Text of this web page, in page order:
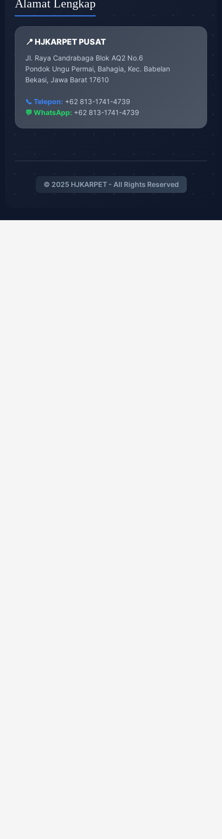
Alamat Lengkap
📍 HJKARPET PUSAT
Jl. Raya Candrabaga Blok AQ2 No.6
Pondok Ungu Permai, Bahagia, Kec. Babelan
Bekasi, Jawa Barat 17610
📞 Telepon: +62 813-1741-4739
💬 WhatsApp: +62 813-1741-4739
© 2025 HJKARPET - All Rights Reserved